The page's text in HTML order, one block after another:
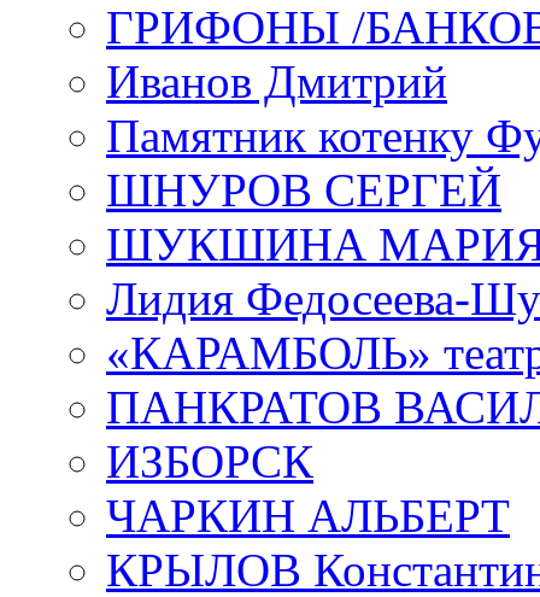
ГРИФОНЫ /
Иванов Дмитрий
Памятник котенку
ШНУРОВ СЕРГЕЙ
ШУКШИНА
Лидия Федосеева-
«КАРАМБОЛЬ»
ПАНКРАТОВ
ИЗБОРСК
ЧАРКИН АЛЬБЕРТ
КРЫЛОВ